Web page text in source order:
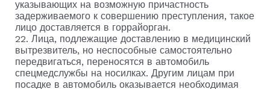
указывающих на возможную причастность
задерживаемого к совершению преступления, такое
лицо доставляется в горрайорган.
22. Лица, подлежащие доставлению в медицинский
вытрезвитель, но неспособные самостоятельно
передвигаться, переносятся в автомобиль
спецмедслужбы на носилках. Другим лицам при
посадке в автомобиль оказывается необходимая